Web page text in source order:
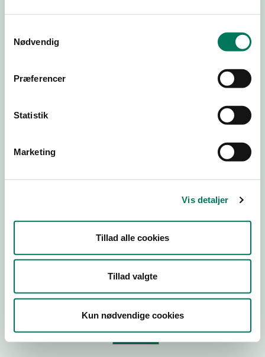
Nødvendig
Præferencer
Statistik
Marketing
Vis detaljer
Tillad alle cookies
Tillad valgte
Kun nødvendige cookies
Virksomhedstype
ID-nummer
P-nr
Tilføj smiley til dit website
Kopier link til at indsætte på virksomhedens hjemmeside